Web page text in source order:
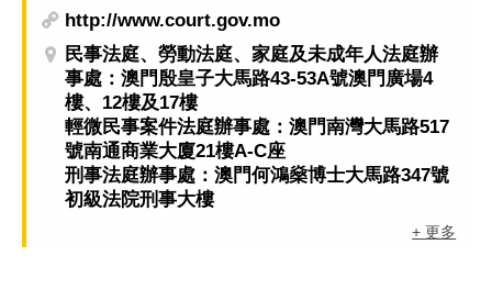
http://www.court.gov.mo
民事法庭、勞動法庭、家庭及未成年人法庭辦
事處：澳門殷皇子大馬路43-53A號澳門廣場4
樓、12樓及17樓
輕微民事案件法庭辦事處：澳門南灣大馬路517
號南通商業大廈21樓A-C座
刑事法庭辦事處：澳門何鴻燊博士大馬路347號
初級法院刑事大樓
+ 更多